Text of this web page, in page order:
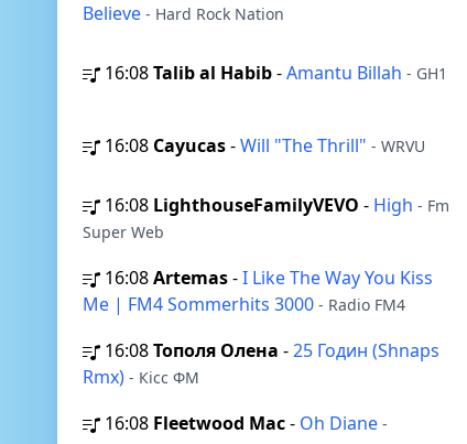
Believe - Hard Rock Nation
16:08Talib al Habib-Amantu Billah - GH1
16:08 Cayucas-Will "The Thrill" - WRVU
16:08 LighthouseFamilyVEVO - High - Fm
Super Web
16:08Artemas-I Like The Way You Kiss
Me | FM4 Sommerhits 3000 - Radio FM4
16:08Тополя Олена -25 Годин (Shnaps
Rmx) - Кісс ФМ
16:08 Fleetwood Mac- Oh Diane -